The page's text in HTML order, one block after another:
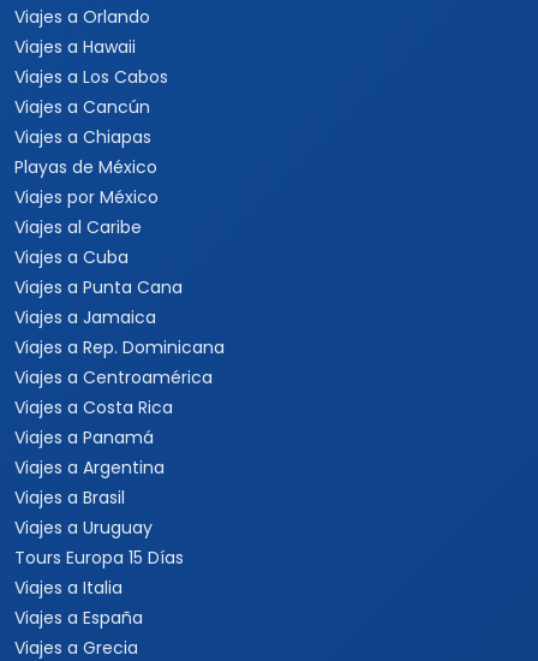
Viajes a Orlando
Viajes a Hawaii
Viajes a Los Cabos
Viajes a Cancún
Viajes a Chiapas
Playas de México
Viajes por México
Viajes al Caribe
Viajes a Cuba
Viajes a Punta Cana
Viajes a Jamaica
Viajes a Rep. Dominicana
Viajes a Centroamérica
Viajes a Costa Rica
Viajes a Panamá
Viajes a Argentina
Viajes a Brasil
Viajes a Uruguay
Tours Europa 15 Días
Viajes a Italia
Viajes a España
Viajes a Grecia